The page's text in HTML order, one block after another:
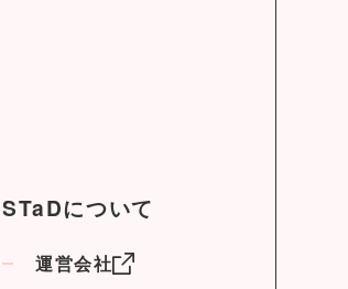
STaDについて
運営会社